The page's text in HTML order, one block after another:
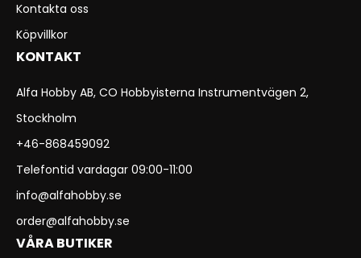
Kontakta oss
Köpvillkor
KONTAKT
Alfa Hobby AB, CO Hobbyisterna Instrumentvägen 2,
Stockholm
+46-868459092
Telefontid vardagar 09:00-11:00
info@alfahobby.se
order@alfahobby.se
VÅRA BUTIKER